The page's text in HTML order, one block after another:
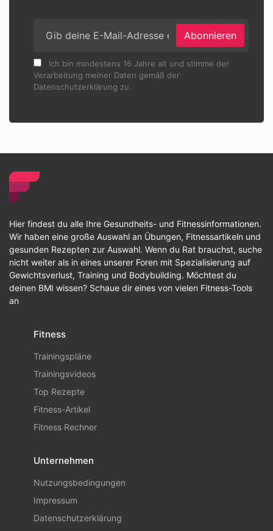
Abonnieren
Ich bin mindestens 16 Jahre alt und stimme der
Verarbeitung meiner Daten gemäß der
Datenschutzerklärung zu.
Hier findest du alle Ihre Gesundheits- und Fitnessinformationen.
Wir haben eine große Auswahl an Übungen, Fitnessartikeln und
gesunden Rezepten zur Auswahl. Wenn du Rat brauchst, suche
nicht weiter als in eines unserer Foren mit Spezialisierung auf
Gewichtsverlust, Training und Bodybuilding. Möchtest du
deinen BMI wissen? Schaue dir eines von vielen Fitness-Tools
an
Fitness
Trainingspläne
Trainingsvideos
Top Rezepte
Fitness-Artikel
Fitness Rechner
Unternehmen
Nutzungsbedingungen
Impressum
Datenschutzerklärung